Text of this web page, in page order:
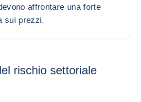
affrontare una forte
sui prezzi.
rischio settoriale